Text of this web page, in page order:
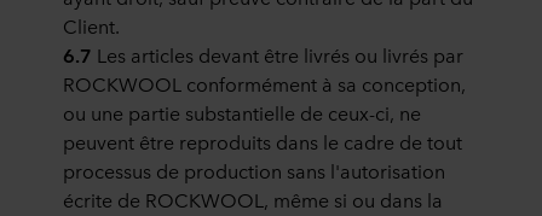
Client.
6.7 Les articles devant être livrés ou livrés par
ROCKWOOL conformément à sa conception,
ou une partie substantielle de ceux-ci, ne
peuvent être reproduits dans le cadre de tout
processus de production sans l'autorisation
écrite de ROCKWOOL, même si ou dans la